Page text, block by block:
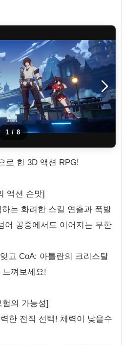
1 / 8
로 한 3D 액션 RPG!
액션 손맛]
는 화려한 스킬 연출과 폭발
어 공중에서도 이어지는 무한
고 CoA: 아틀란의 크리스탈
껴보세요!
의 가능성]
한 전직 선택! 체력이 낮을수